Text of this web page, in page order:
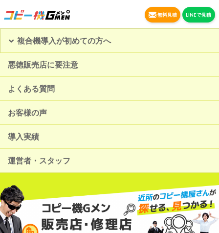
無料見積 LINEで見積
複合機導入が初めての方へ
悪徳販売店に要注意
よくある質問
お客様の声
導入実績
運営者・スタッフ